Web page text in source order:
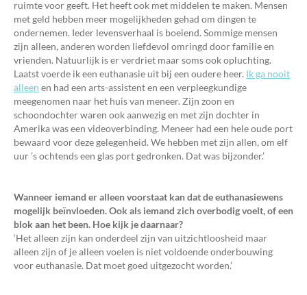
ruimte voor geeft. Het heeft ook met middelen te maken. Mensen
met geld hebben meer mogelijkheden gehad om dingen te
ondernemen. Ieder levensverhaal is boeiend. Sommige mensen
zijn alleen, anderen worden liefdevol omringd door familie en
vrienden. Natuurlijk is er verdriet maar soms ook opluchting.
Laatst voerde ik een euthanasie uit bij een oudere heer. Ik ga nooit
alleen en had een arts-assistent en een verpleegkundige
meegenomen naar het huis van meneer. Zijn zoon en
schoondochter waren ook aanwezig en met zijn dochter in
Amerika was een videoverbinding. Meneer had een hele oude port
bewaard voor deze gelegenheid. We hebben met zijn allen, om elf
uur ’s ochtends een glas port gedronken. Dat was bijzonder.’
Wanneer iemand er alleen voorstaat kan dat de euthanasiewens
mogelijk beïnvloeden. Ook als iemand zich overbodig voelt, of een
blok aan het been. Hoe kijk je daarnaar?
‘Het alleen zijn kan onderdeel zijn van uitzichtloosheid maar
alleen zijn of je alleen voelen is niet voldoende onderbouwing
voor euthanasie. Dat moet goed uitgezocht worden.’